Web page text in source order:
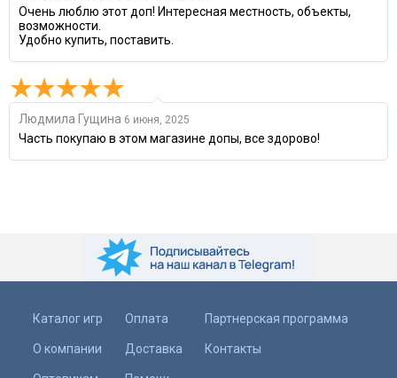
Очень люблю этот доп! Интересная местность, объекты,
возможности.
Удобно купить, поставить.
Людмила Гущина 6 июня, 2025
Часть покупаю в этом магазине допы, все здорово!
Каталог игр
О компании
Оплата
Доставка
Партнерская программа
Контакты